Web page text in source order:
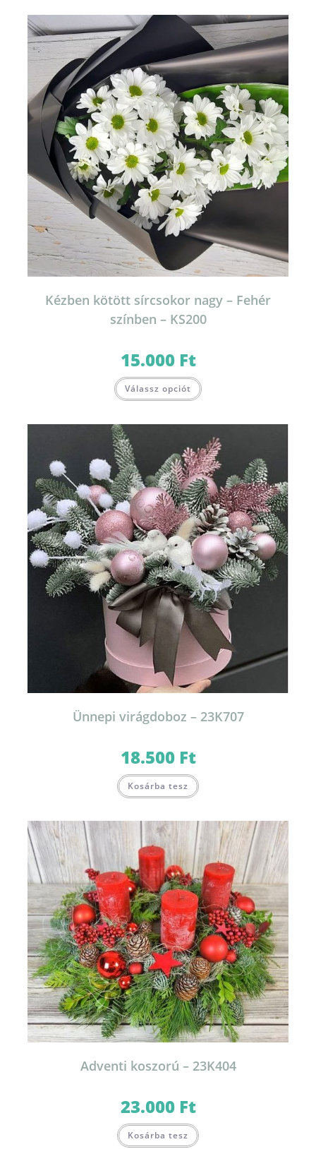
Kézben kötött sírcsokor nagy – Fehér
színben – KS200
15.000 Ft
Válassz opciót
Ünnepi virágdoboz – 23K707
18.500 Ft
Kosárba tesz
Adventi koszorú – 23K404
23.000 Ft
Kosárba tesz